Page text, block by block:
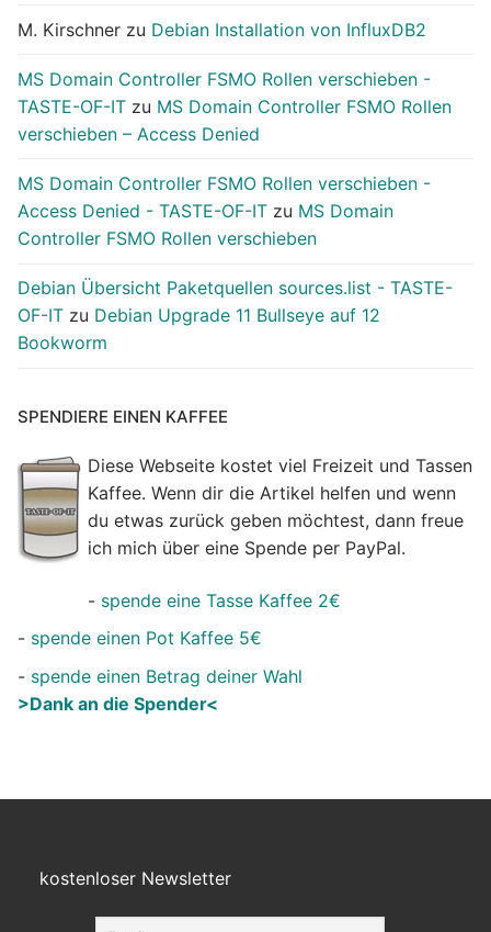
M. Kirschner zu Debian Installation von InfluxDB2
MS Domain Controller FSMO Rollen verschieben -
TASTE-OF-IT zu MS Domain Controller FSMO Rollen
verschieben – Access Denied
MS Domain Controller FSMO Rollen verschieben -
Access Denied - TASTE-OF-IT zu MS Domain
Controller FSMO Rollen verschieben
Debian Übersicht Paketquellen sources.list - TASTE-
OF-IT zu Debian Upgrade 11 Bullseye auf 12
Bookworm
SPENDIERE EINEN KAFFEE
Diese Webseite kostet viel Freizeit und Tassen
Kaffee. Wenn dir die Artikel helfen und wenn
du etwas zurück geben möchtest, dann freue
ich mich über eine Spende per PayPal.
- spende eine Tasse Kaffee 2€
- spende einen Pot Kaffee 5€
- spende einen Betrag deiner Wahl
>Dank an die Spender<
kostenloser Newsletter